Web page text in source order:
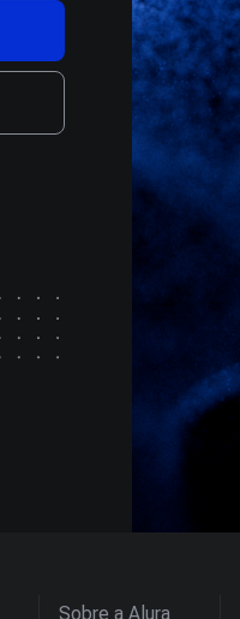
Sobre a Alura